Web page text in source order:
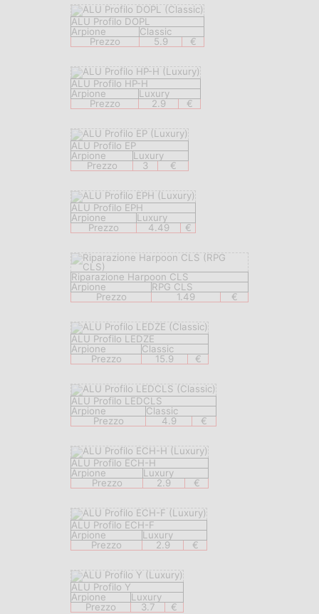
ALU Profilo DOPL
Arpione
Classic
Prezzo
5.9 €
ALU Profilo HP-H
Arpione
Luxury
Prezzo
2.9 €
ALU Profilo EP
Arpione
Luxury
Prezzo
3 €
ALU Profilo EPH
Arpione
Luxury
Prezzo
4.49 €
Riparazione Harpoon CLS
Arpione
RPG CLS
Prezzo
1.49 €
ALU Profilo LEDZE
Arpione
Classic
Prezzo
15.9 €
ALU Profilo LEDCLS
Arpione
Classic
Prezzo
4.9 €
ALU Profilo ECH-H
Arpione
Luxury
Prezzo
2.9 €
ALU Profilo ECH-F
Arpione
Luxury
Prezzo
2.9 €
ALU Profilo Y
Arpione
Luxury
Prezzo
3.7 €